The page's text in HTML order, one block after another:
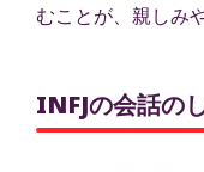
むことが、親しみ
INFJの会話の